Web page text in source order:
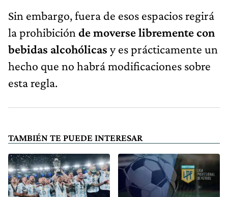
Sin embargo, fuera de esos espacios regirá
la prohibición de moverse libremente con
bebidas alcohólicas y es prácticamente un
hecho que no habrá modificaciones sobre
esta regla.
TAMBIÉN TE PUEDE INTERESAR